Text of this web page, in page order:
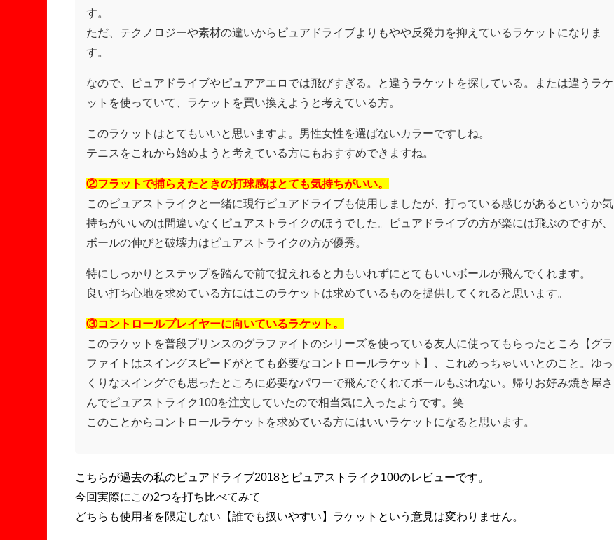
す。
ただ、テクノロジーや素材の違いからピュアドライブよりもやや反発力を抑えているラケットになりま
す。
なので、ピュアドライブやピュアアエロでは飛びすぎる。と違うラケットを探している。または違うラケ
ットを使っていて、ラケットを買い換えようと考えている方。
このラケットはとてもいいと思いますよ。男性女性を選ばないカラーですしね。
テニスをこれから始めようと考えている方にもおすすめできますね。
②フラットで捕らえたときの打球感はとても気持ちがいい。
このピュアストライクと一緒に現行ピュアドライブも使用しましたが、打っている感じがあるというか気
持ちがいいのは間違いなくピュアストライクのほうでした。ピュアドライブの方が楽には飛ぶのですが、
ボールの伸びと破壊力はピュアストライクの方が優秀。
特にしっかりとステップを踏んで前で捉えれると力もいれずにとてもいいボールが飛んでくれます。
良い打ち心地を求めている方にはこのラケットは求めているものを提供してくれると思います。
③コントロールプレイヤーに向いているラケット。
このラケットを普段プリンスのグラファイトのシリーズを使っている友人に使ってもらったところ【グラ
ファイトはスイングスピードがとても必要なコントロールラケット】、これめっちゃいいとのこと。ゆっ
くりなスイングでも思ったところに必要なパワーで飛んでくれてボールもぶれない。帰りお好み焼き屋さ
んでピュアストライク100を注文していたので相当気に入ったようです。笑
このことからコントロールラケットを求めている方にはいいラケットになると思います。
こちらが過去の私のピュアドライブ2018とピュアストライク100のレビューです。
今回実際にこの2つを打ち比べてみて
どちらも使用者を限定しない【誰でも扱いやすい】ラケットという意見は変わりません。